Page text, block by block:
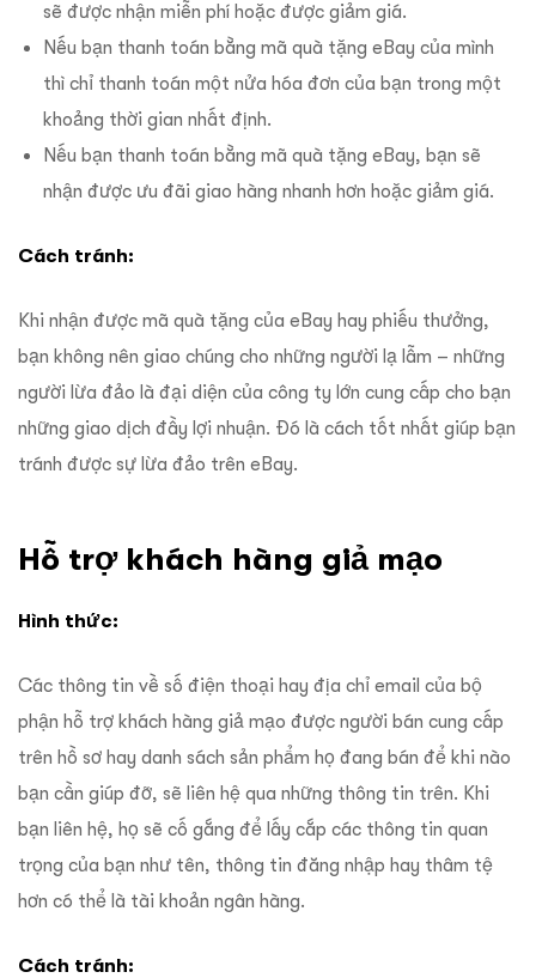
sẽ được nhận miễn phí hoặc được giảm giá.
Nếu bạn thanh toán bằng mã quà tặng eBay của mình
thì chỉ thanh toán một nửa hóa đơn của bạn trong một
khoảng thời gian nhất định.
Nếu bạn thanh toán bằng mã quà tặng eBay, bạn sẽ
nhận được ưu đãi giao hàng nhanh hơn hoặc giảm giá.
Cách tránh:
Khi nhận được mã quà tặng của eBay hay phiếu thưởng,
bạn không nên giao chúng cho những người lạ lẫm – những
người lừa đảo là đại diện của công ty lớn cung cấp cho bạn
những giao dịch đầy lợi nhuận. Đó là cách tốt nhất giúp bạn
tránh được sự lừa đảo trên eBay.
Hỗ trợ khách hàng giả mạo
Hình thức:
Các thông tin về số điện thoại hay địa chỉ email của bộ
phận hỗ trợ khách hàng giả mạo được người bán cung cấp
trên hồ sơ hay danh sách sản phẩm họ đang bán để khi nào
bạn cần giúp đỡ, sẽ liên hệ qua những thông tin trên. Khi
bạn liên hệ, họ sẽ cố gắng để lấy cắp các thông tin quan
trọng của bạn như tên, thông tin đăng nhập hay thâm tệ
hơn có thể là tài khoản ngân hàng.
Cách tránh: